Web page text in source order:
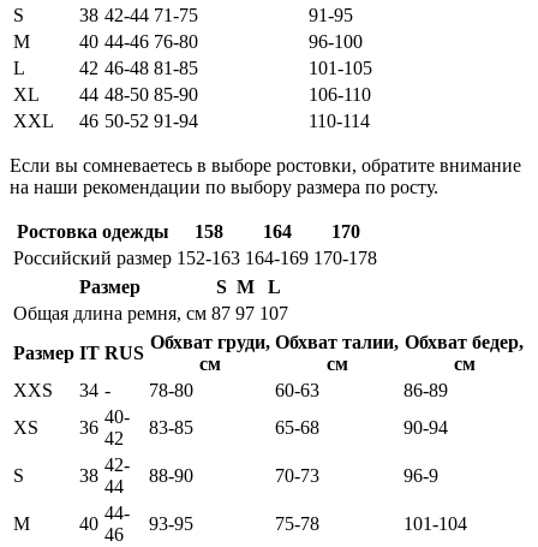
S
38 42-44 71-75
91-95
M
40 44-46 76-80
96-100
L
42 46-48 81-85
101-105
XL
44 48-50 85-90
106-110
XXL
46 50-52 91-94 110-114
Если вы сомневаетесь в выборе ростовки, обратите внимание
на наши рекомендации по выбору размера по росту.
Ростовка одежды 158 164
170
Российский размер 152-163 164-169 170-178
Размер
S M
L
Общая длина ремня, см 87 97 107
Размер IT RUS
Обхват груди,
см
Обхват талии,
см
Обхват бедер,
см
XXS
34 - 78-80 60-63
86-89
XS
36
40-
42
83-85 65-68 90-94
S 38
42-
44
88-90 70-73 96-9
M 40
44-
46
93-95 75-78 101-104